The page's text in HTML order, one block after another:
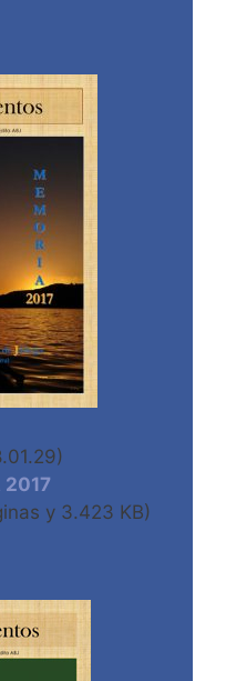
2017
y 3.423 KB)